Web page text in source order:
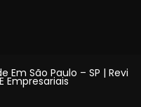
São Paulo – SP | Revi
Empresariais